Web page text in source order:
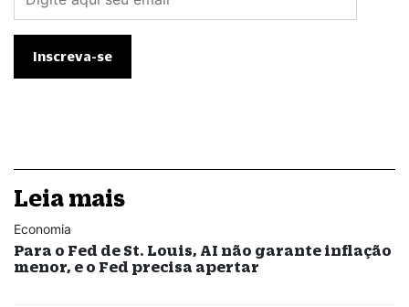
Leia mais
Economia
Para o Fed de St. Louis, AI não garante inflação
menor, e o Fed precisa apertar